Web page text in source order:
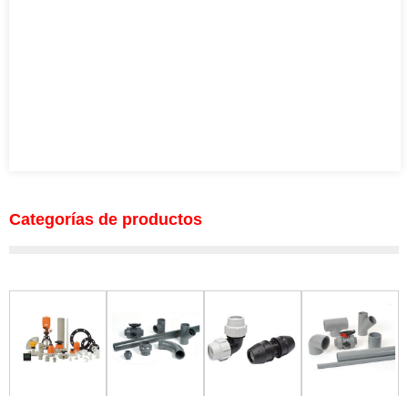
Categorías de productos